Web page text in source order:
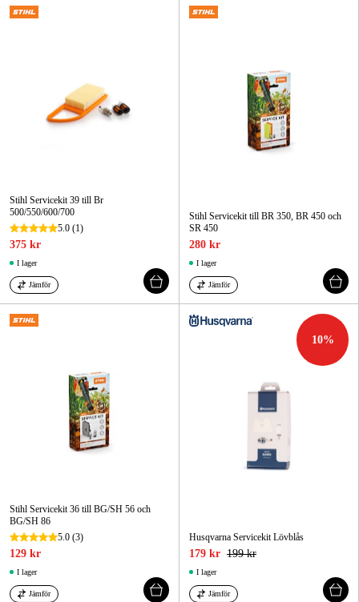
Stihl Servicekit 39 till Br
500/550/600/700
5.0 (1)
375 kr
I lager
Jämför
Stihl Servicekit till BR 350, BR 450 och
SR 450
280 kr
I lager
Jämför
Stihl Servicekit 36 till BG/SH 56 och
BG/SH 86
5.0 (3)
129 kr
I lager
Jämför
10%
Husqvarna Servicekit Lövblås
179 kr 199 kr
I lager
Jämför